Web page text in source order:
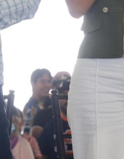
estar implicado en el caso
El